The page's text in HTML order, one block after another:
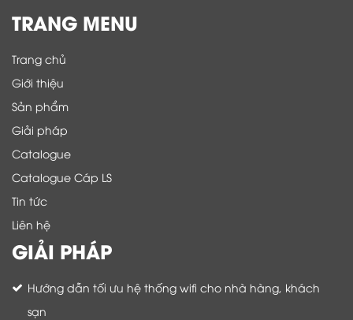
TRANG MENU
Trang chủ
Giới thiệu
Sản phẩm
Giải pháp
Catalogue
Catalogue Cáp LS
Tin tức
Liên hệ
GIẢI PHÁP
Hướng dẫn tối ưu hệ thống wifi cho nhà hàng, khách
sạn